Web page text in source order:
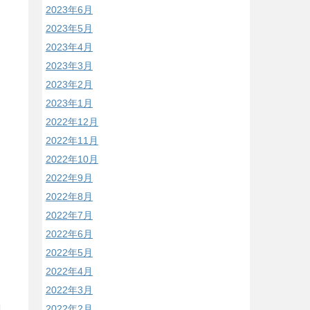
2023年6月
2023年5月
2023年4月
2023年3月
2023年2月
2023年1月
2022年12月
2022年11月
2022年10月
2022年9月
2022年8月
2022年7月
2022年6月
2022年5月
2022年4月
2022年3月